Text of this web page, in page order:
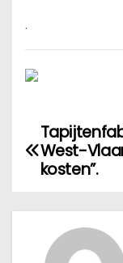
.
B
r
West-
kosten”.